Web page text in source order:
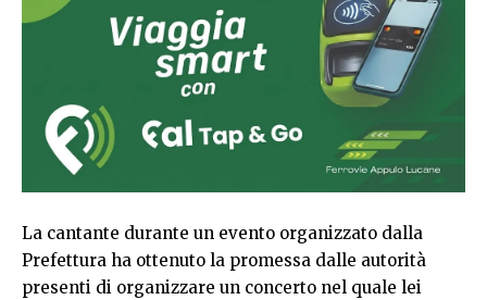
La cantante durante un evento organizzato dalla
Prefettura ha ottenuto la promessa dalle autorità
presenti di organizzare un concerto nel quale lei